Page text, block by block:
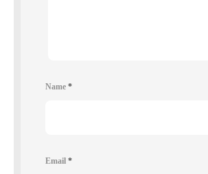
Name *
Email *